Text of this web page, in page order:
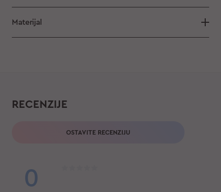
Materijal
RECENZIJE
OSTAVITE RECENZIJU
0